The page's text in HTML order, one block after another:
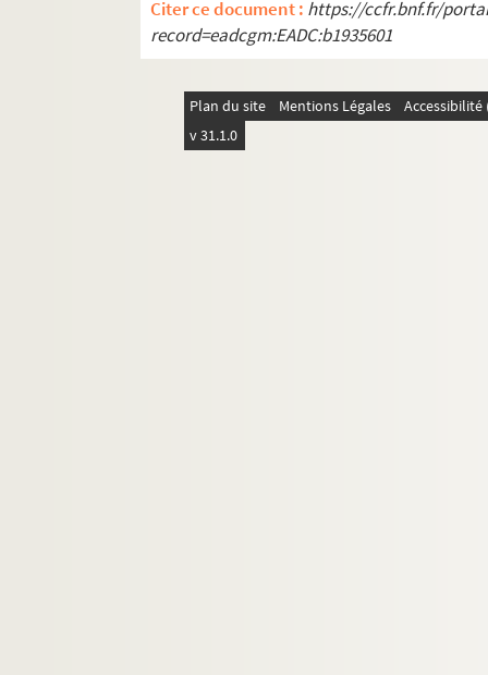
Citer ce document : https://ccfr.bnf.fr/
record=eadcgm:EADC:b1935601
Plan du site Mentions Légales
v 31.1.0